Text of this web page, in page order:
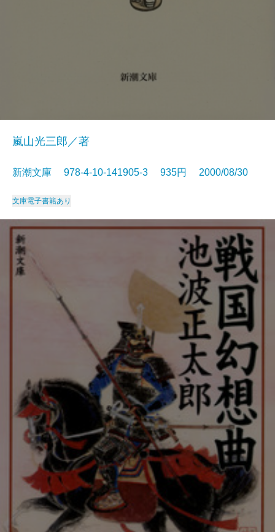
嵐山光三郎／著
新潮文庫 978-4-10-141905-3 935円 2000/08/30
文庫電子書籍あり